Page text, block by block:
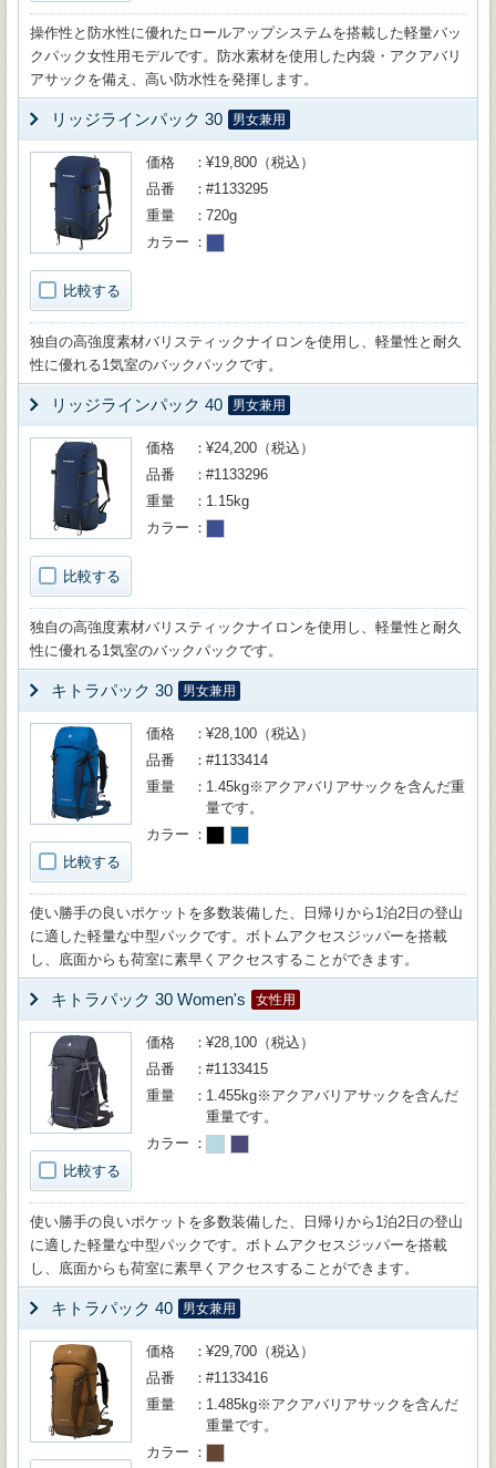
操作性と防水性に優れたロールアップシステムを搭載した軽量バッ
クパック女性用モデルです。防水素材を使用した内袋・アクアバリ
アサックを備え、高い防水性を発揮します。
リッジラインパック 30 男女兼用
比較する
価格
¥19,800（税込）
品番
#1133295
重量
720g
カラー
独自の高強度素材バリスティックナイロンを使用し、軽量性と耐久
性に優れる1気室のバックパックです。
リッジラインパック 40 男女兼用
比較する
価格
¥24,200（税込）
品番
#1133296
重量
1.15kg
カラー
独自の高強度素材バリスティックナイロンを使用し、軽量性と耐久
性に優れる1気室のバックパックです。
キトラパック 30 男女兼用
比較する
価格
¥28,100（税込）
品番
#1133414
重量
1.45kg※アクアバリアサックを含んだ重
量です。
カラー
使い勝手の良いポケットを多数装備した、日帰りから1泊2日の登山
に適した軽量な中型パックです。ボトムアクセスジッパーを搭載
し、底面からも荷室に素早くアクセスすることができます。
キトラパック 30 Women's 女性用
比較する
価格
¥28,100（税込）
品番
#1133415
重量
1.455kg※アクアバリアサックを含んだ
重量です。
カラー
使い勝手の良いポケットを多数装備した、日帰りから1泊2日の登山
に適した軽量な中型パックです。ボトムアクセスジッパーを搭載
し、底面からも荷室に素早くアクセスすることができます。
キトラパック 40 男女兼用
価格
¥29,700（税込）
品番
#1133416
重量
1.485kg※アクアバリアサックを含んだ
重量です。
カラー